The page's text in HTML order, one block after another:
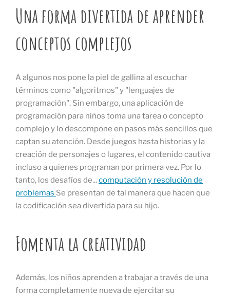
Una forma divertida de aprender
conceptos complejos
A algunos nos pone la piel de gallina al escuchar
términos como "algoritmos" y "lenguajes de
programación". Sin embargo, una aplicación de
programación para niños toma una tarea o concepto
complejo y lo descompone en pasos más sencillos que
captan su atención. Desde juegos hasta historias y la
creación de personajes o lugares, el contenido cautiva
incluso a quienes programan por primera vez. Por lo
tanto, los desafíos de...computación y resolución de
problemas Se presentan de tal manera que hacen que
la codificación sea divertida para su hijo.
Fomenta la creatividad
Además, los niños aprenden a trabajar a través de una
forma completamente nueva de ejercitar su